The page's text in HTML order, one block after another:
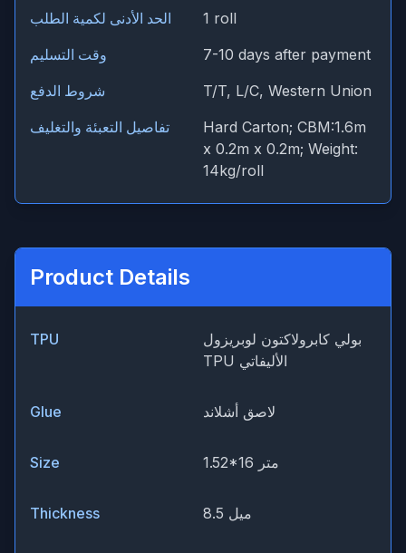
الحد الأدنى لكمية الطلب
1 roll
وقت التسليم
7-10 days after payment
شروط الدفع
T/T, L/C, Western Union
تفاصيل التعبئة والتغليف
Hard Carton; CBM:1.6m
x 0.2m x 0.2m; Weight:
14kg/roll
Product Details
TPU
بولي كابرولاكتون لوبريزول
TPU الأليفاتي
Glue لاصق أشلاند
Size 1.52*16 متر
Thickness 8.5 ميل